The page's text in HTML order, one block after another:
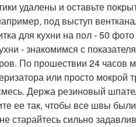
удалены и оставьте
под выступ
для кухни на пол - 50
- знакомимся с
По прошествии 24 часов
или просто мокрой
Держа резиновый
ее так, чтобы все швы
старайтесь сильно